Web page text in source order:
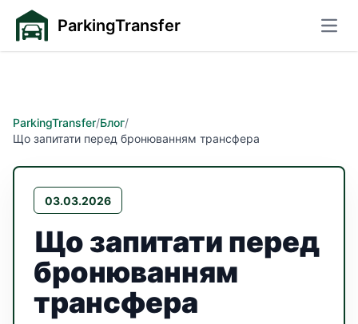
ParkingTransfer
ParkingTransfer/Блог/
Що запитати перед бронюванням трансфера
03.03.2026
Що запитати перед
бронюванням
трансфера